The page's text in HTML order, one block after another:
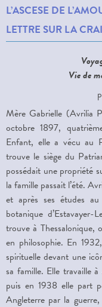
L’ASCESE DE
LETTRE SUR LA
Vie de
Mère Gabrielle (Avrilia
octobre 1897,
Enfant, elle a vécu au
trouve le siège du
possédait une propriété
la famille passait l’été.
et après ses études
botanique
trouve à Thessalonique,
en philosophie. En
spirituelle devant une
sa famille. Elle travaille
puis en 1938 elle part
Angleterre par la